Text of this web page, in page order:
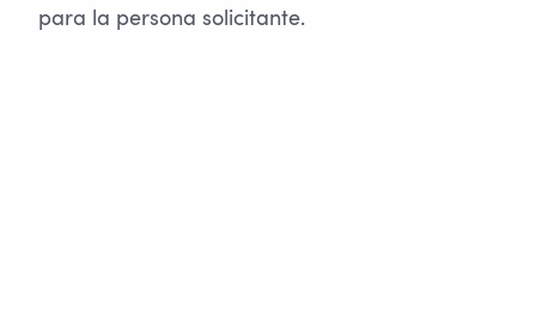
para la persona solicitante.